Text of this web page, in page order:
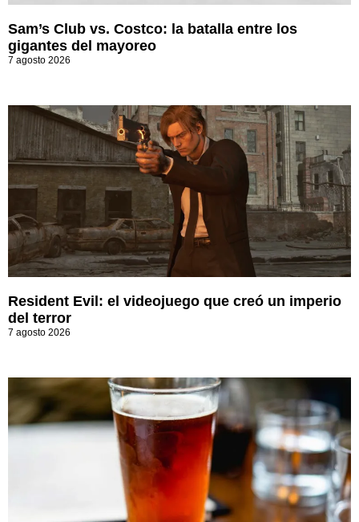
Sam’s Club vs. Costco: la batalla entre los
gigantes del mayoreo
7 agosto 2026
Resident Evil: el videojuego que creó un imperio
del terror
7 agosto 2026